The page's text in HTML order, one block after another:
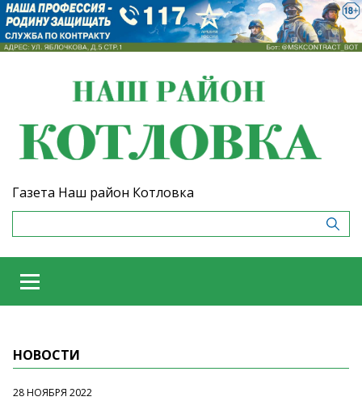
Газета Наш район Котловка
НОВОСТИ
28 НОЯБРЯ 2022